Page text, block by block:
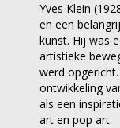
Yves Klein
en een
kunst. Hij was
artistieke
werd
ontwikkeling
als een
art en pop art.